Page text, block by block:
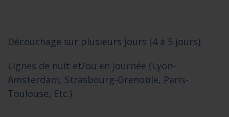
Découchage sur plusieurs jours (4 à 5 jours).
Lignes de nuit et/ou en journée (Lyon-
Amsterdam, Strasbourg-Grenoble, Paris-
Toulouse, Etc.).